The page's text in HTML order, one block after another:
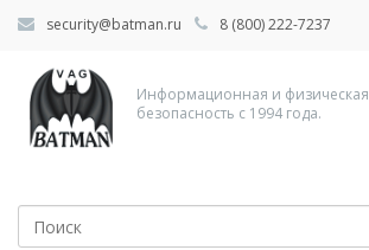
security@batman.ru 8 (800) 222-7237
Информационная и физическая
безопасность с 1994 года.